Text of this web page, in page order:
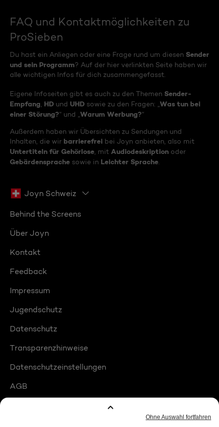
FAQ und Kontaktmöglichkeiten zu
ProSieben
Du hast ein Anliegen oder eine Frage rund um diesen Sender
und sein Programm? Auf der hier verlinkten Seite haben wir
alle wichtigen Infos für dich zusammengefasst.
Eigene Infoseiten gibt es auch zu den Themen Sender-
Empfang HD und UHD sowie zu den Fragen: „ Was tun bei
einer Störung?“ und „ Warum Werbung?“
Außerdem haben wir Übersichten zu Sendungen und
Inhalten, die wir barrierefrei bei Joyn anbieten, also mit
Untertiteln für Gehörlose , mit Audiodeskription oder
Gebärdensprache sowie in Leichter Sprache
Joyn Schweiz
Behind the Screens
Über Joyn
Kontakt
Feedback
Impressum
Jugendschutz
Datenschutz
Transparenzhinweise
Datenschutzeinstellungen
AGB